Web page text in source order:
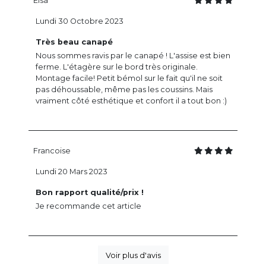
Très beau canapé
Nous sommes ravis par le canapé ! L'assise est bien
ferme. L'étagère sur le bord très originale.
Montage facile! Petit bémol sur le fait qu'il ne soit
pas déhoussable, même pas les coussins. Mais
vraiment côté esthétique et confort il a tout bon :)
Lundi 30 Octobre 2023
Francoise
Bon rapport qualité/prix !
Je recommande cet article
Lundi 20 Mars 2023
Voir plus d'avis